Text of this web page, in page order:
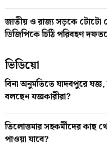
জাতীয় ও রাজ্য সড়কে টোটো
ডিজিপিকে চিঠি পরিবহণ
ভিডিয়ো
বিনা অনুমতিতে যাদবপুরে
বলছেন যজ্ঞকারীরা?
তিলোত্তমার সহকর্মীদের কাছ
পাওয়া যাবে?